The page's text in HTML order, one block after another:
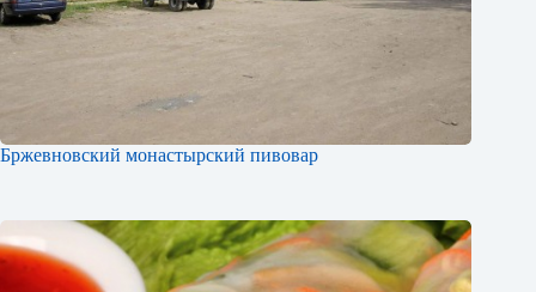
Бржевновский монастырский пивовар